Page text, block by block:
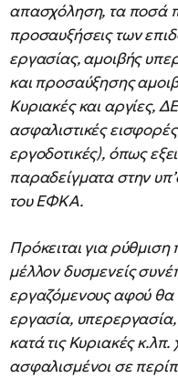
απασχόληση, τα ποσά
προσαυξήσεις των
εργασίας, αμοιβής
και προσαύξησης
Κυριακές και αργίες,
ασφαλιστικές
εργοδοτικές), όπως
παραδείγματα στην
του ΕΦΚΑ.
Πρόκειται για
μέλλον δυσμενείς
εργαζόμενους αφού
εργασία,
κατά τις Κυριακές κ.λπ.
ασφαλισμένοι σε